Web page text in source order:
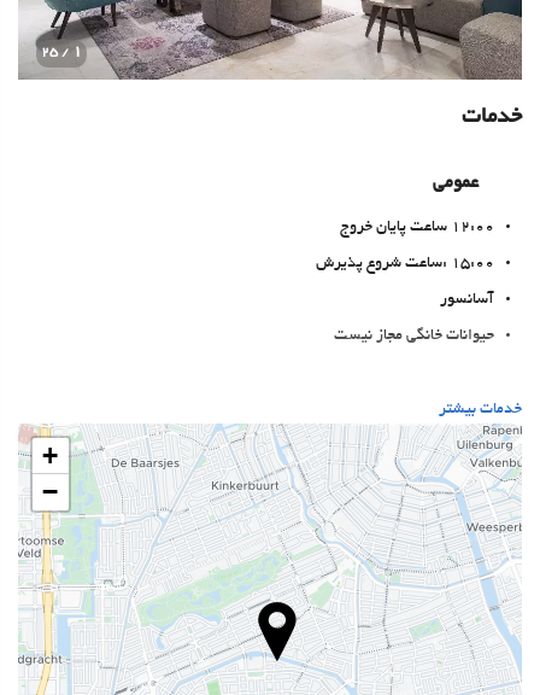
1
/ 25
خدمات
عمومی
12:00 ساعت پایان خروج
15:00 :ساعت شروع پذیرش
آسانسور
حیوانات خانگی مجاز نیست
خدمات پذیرش
24-Hour Front Desk
انبار چمدان
غذا و نوشیدنی
رستوران آلاکارته
بار
خدمات بیشتر
+
−